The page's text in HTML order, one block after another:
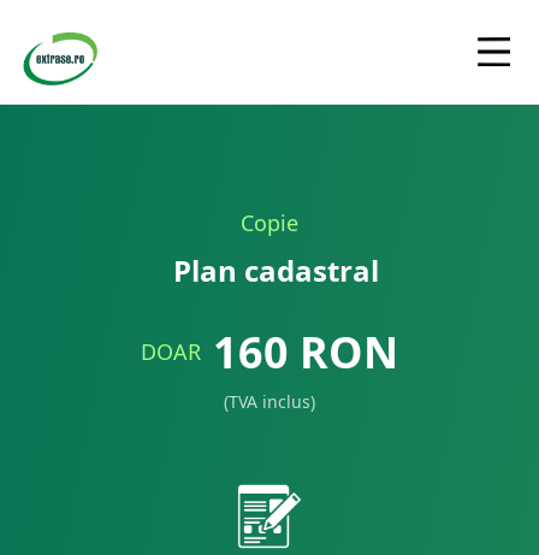
Copie
Plan cadastral
DOAR 160 RON
(TVA inclus)